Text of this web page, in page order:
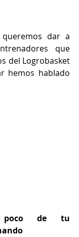
dar a
que
del Logrobasket
hemos hablado
poco de tu